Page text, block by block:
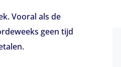
Vooral als de
geen tijd